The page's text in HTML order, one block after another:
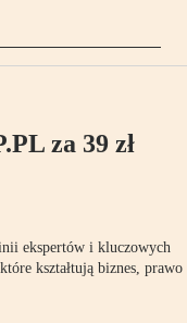
za 39 zł
ekspertów i kluczowych
kształtują biznes, prawo